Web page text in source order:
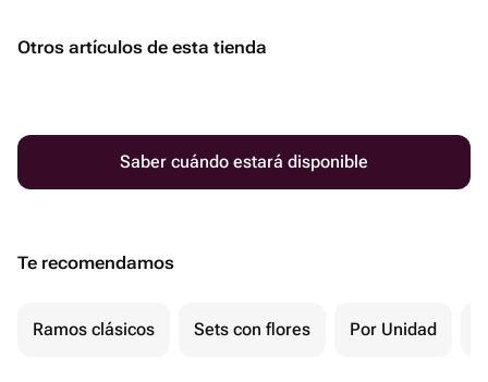
Otros artículos de esta tienda
Saber cuándo estará disponible
Te recomendamos
Ramos clásicos Sets con flores Por Unidad